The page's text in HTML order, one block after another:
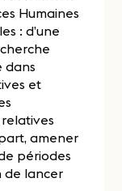
Humaines
: d’une
dans
et
amener
périodes
de lancer